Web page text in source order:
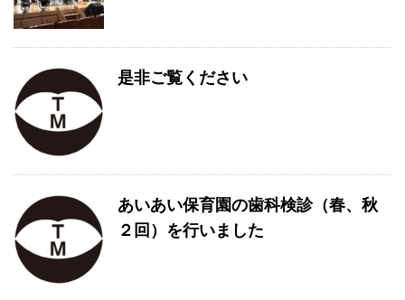
是非ご覧ください
あいあい保育園の歯科検診（春、秋
２回）を行いました